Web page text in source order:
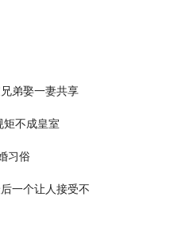
弟娶一妻共享
矩不成皇室
习俗
一个让人接受不